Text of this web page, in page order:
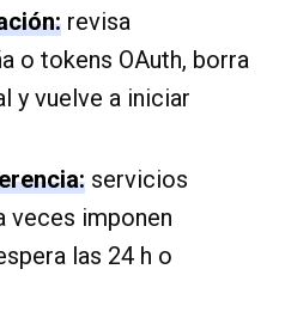
revisa
o tokens OAuth, borra
y vuelve a iniciar
servicios
veces imponen
las 24 h o